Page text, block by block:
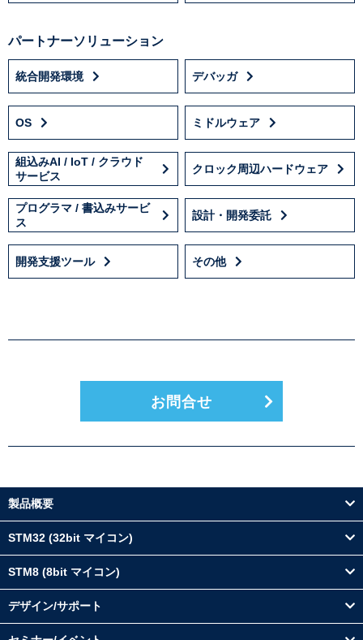
パートナーソリューション
統合開発環境 デバッガ
OS ミドルウェア
組込みAI / IoT / クラウド
サービス
クロック周辺ハードウェア
プログラマ / 書込みサービ
ス
設計・開発委託
開発支援ツール その他
お問合せ
製品概要
STM32 (32bit マイコン)
STM8 (8bit マイコン)
デザイン/サポート